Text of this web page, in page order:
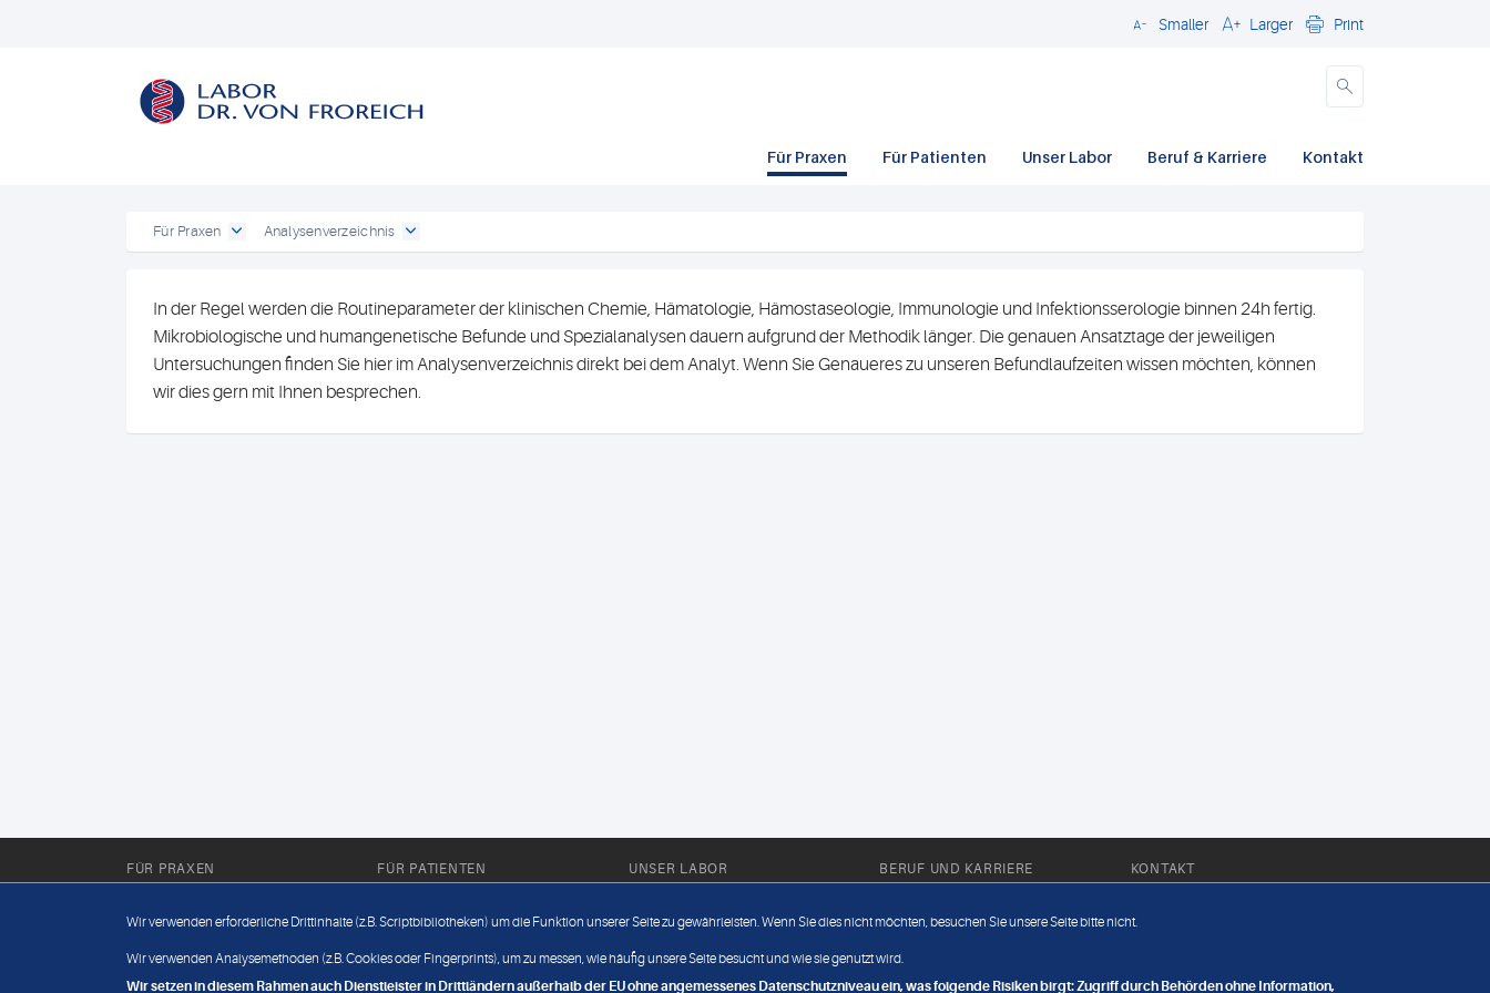
CloseSmaller Larger Print
Für Praxen Für Patienten Unser Labor Beruf & Karriere Kontakt
Für Praxen Analysenverzeichnis
In der Regel werden die Routineparameter der klinischen Chemie, Hämatologie, Hämostaseologie, Immunologie und Infektionsserologie binnen 24h fertig.
Mikrobiologische und humangenetische Befunde und Spezialanalysen dauern aufgrund der Methodik länger. Die genauen Ansatztage der jeweiligen
Untersuchungen finden Sie hier im Analysenverzeichnis direkt bei dem Analyt. Wenn Sie Genaueres zu unseren Befundlaufzeiten wissen möchten, können
wir dies gern mit Ihnen besprechen.
FÜR PRAXEN FÜR PATIENTEN UNSER LABOR
Außendienst
BERUF UND KARRIERE
Jobangebote
KONTAKT
Datenschutz
Wir verwenden erforderliche Drittinhalte (z.B. Scriptbibliotheken) um die Funktion unserer Seite zu gewährleisten. Wenn Sie dies nicht möchten, besuchen Sie unsere Seite bitte nicht.
Wir verwenden Analysemethoden (z.B. Cookies oder Fingerprints), um zu messen, wie häufig unsere Seite besucht und wie sie genutzt wird.
Wir setzen in diesem Rahmen auch Dienstleister in Drittländern außerhalb der EU ohne angemessenes Datenschutzniveau ein, was folgende Risiken birgt: Zugriff durch Behörden ohne Information,